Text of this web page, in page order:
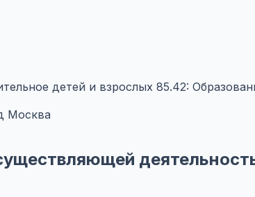
детей и взрослых 85.42:
Москва